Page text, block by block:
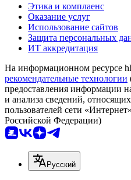
Этика и комплаенс
Оказание услуг
Использование сайтов
Защита персональных
ИТ аккредитация
На информационном ресурсе
рекомендательные технологии
предоставления информации
и анализа сведений,
пользователей сети
Российской Федерации)
Русский